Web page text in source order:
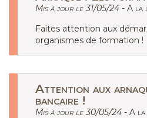
Mis à jour le 31/05/24 - A la
Faites attention aux
organismes de formation !
Attention aux
bancaire !
Mis à jour le 30/05/24 - A la